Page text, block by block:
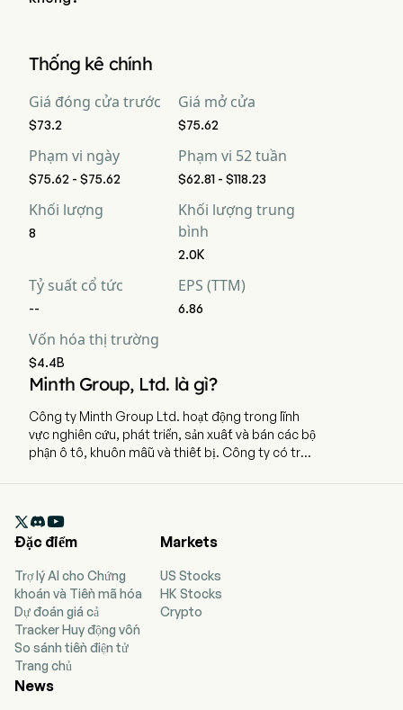
Thống kê chính
Giá đóng cửa trước
$73.2
Giá mở cửa
$75.62
Phạm vi ngày
$75.62 - $75.62
Phạm vi 52 tuần
$62.81 - $118.23
Khối lượng
8
Khối lượng trung
bình
2.0K
Tỷ suất cổ tức
--
EPS (TTM)
6.86
Vốn hóa thị trường
$4.4B
Minth Group, Ltd. là gì?
Công ty Minth Group Ltd. hoạt động trong lĩnh
vực nghiên cứu, phát triển, sản xuất và bán các bộ
phận ô tô, khuôn mẫu và thiết bị. Công ty có trụ
ngày 1 tháng 12 năm 2005. Các sản phẩm chính
của tập đoàn bao gồm sản phẩm kim loại và trang
pin, cũng như nhiều loại khuôn mẫu, thiết bị đo
lường và đồ gá. Tập đoàn cũng tham gia nghiên
cứu phát triển, sản xuất và bán các bộ phận khung
gầm và thân xe thông minh. Tập đoàn hoạt động
kinh doanh toàn cầu tại các khu vực châu Á - Thái
Bình Dương, Bắc Mỹ, châu Âu và các khu vực
khác.

Đặc điểm
Trợ lý AI cho Chứng
khoán và Tiền mã hóa
Dự đoán giá cả
Tracker Huy động vốn
So sánh tiền điện tử
Trang chủ
Markets
US Stocks
HK Stocks
Crypto
News